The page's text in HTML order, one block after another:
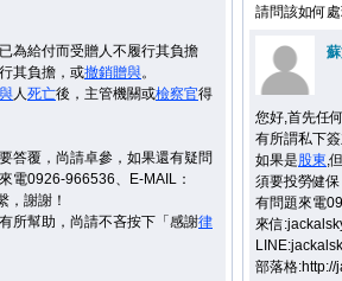
為給付而受贈人不履行其負擔
其負擔，或撤銷贈與。
人死亡後，主管機關或檢察官得
答覆，尚請卓參，如果還有疑問
電0926-966536、E-MAIL：
，謝謝！
所幫助，尚請不吝按下「感謝律
請問該如何
您好,首先任
有所謂私下
如果是股東,
須要投勞健
有問題來電
來信
部落格